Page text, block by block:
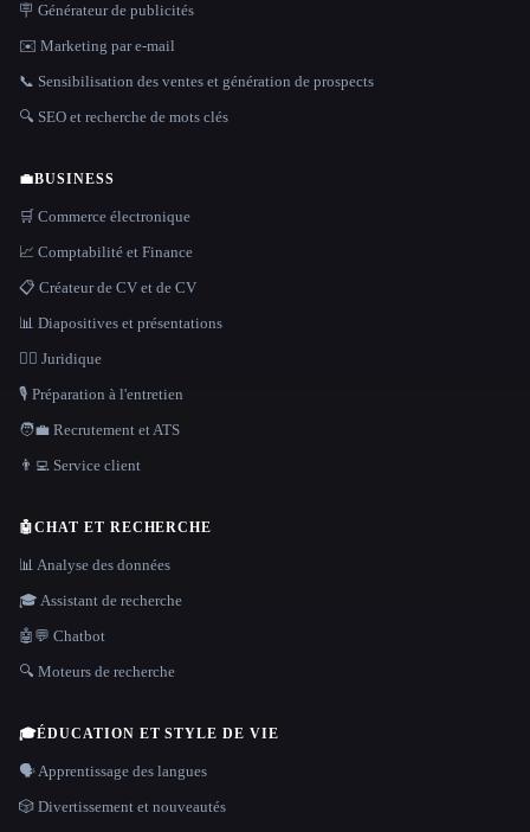
🪧 Générateur de publicités
✉️ Marketing par e-mail
📞 Sensibilisation des ventes et génération de prospects
🔍 SEO et recherche de mots clés
💼BUSINESS
🛒 Commerce électronique
📈 Comptabilité et Finance
📋 Créateur de CV et de CV
📊 Diapositives et présentations
👩‍⚖️ Juridique
🎙️ Préparation à l'entretien
🧑‍💼 Recrutement et ATS
👨‍💻 Service client
🤖CHAT ET RECHERCHE
📊 Analyse des données
🎓 Assistant de recherche
🤖💬 Chatbot
🔍 Moteurs de recherche
🎓ÉDUCATION ET STYLE DE VIE
🗣️ Apprentissage des langues
🎲 Divertissement et nouveautés